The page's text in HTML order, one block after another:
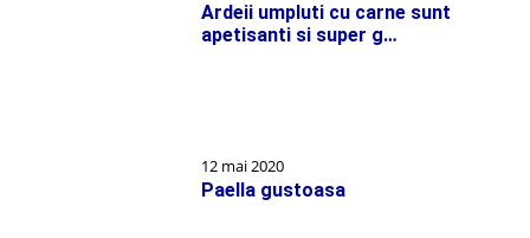
Ardeii umpluti cu carne sunt
apetisanti si super g…
12 mai 2020
Paella gustoasa